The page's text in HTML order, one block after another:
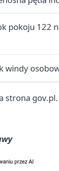
pokoju 122
windy
strona